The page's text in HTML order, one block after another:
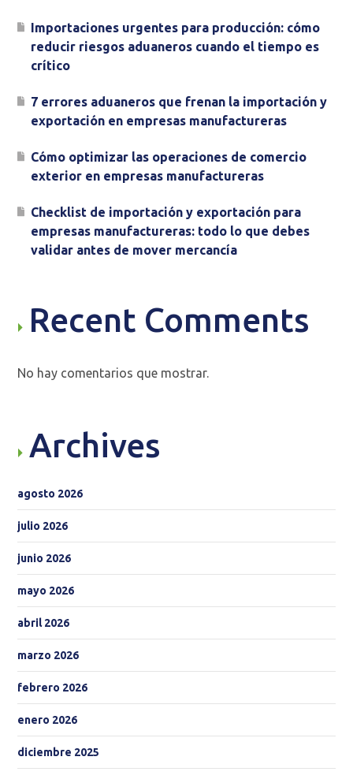
Importaciones urgentes para producción: cómo
reducir riesgos aduaneros cuando el tiempo es
crítico
7 errores aduaneros que frenan la importación y
exportación en empresas manufactureras
Cómo optimizar las operaciones de comercio
exterior en empresas manufactureras
Checklist de importación y exportación para
empresas manufactureras: todo lo que debes
validar antes de mover mercancía
Recent Comments
No hay comentarios que mostrar.
Archives
agosto 2026
julio 2026
junio 2026
mayo 2026
abril 2026
marzo 2026
febrero 2026
enero 2026
diciembre 2025